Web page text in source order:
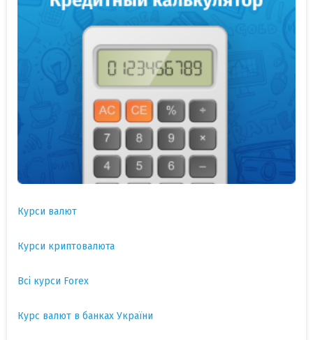
Курси валют
Курси криптовалюта
Всі курси Forex
Курс валют в банках України